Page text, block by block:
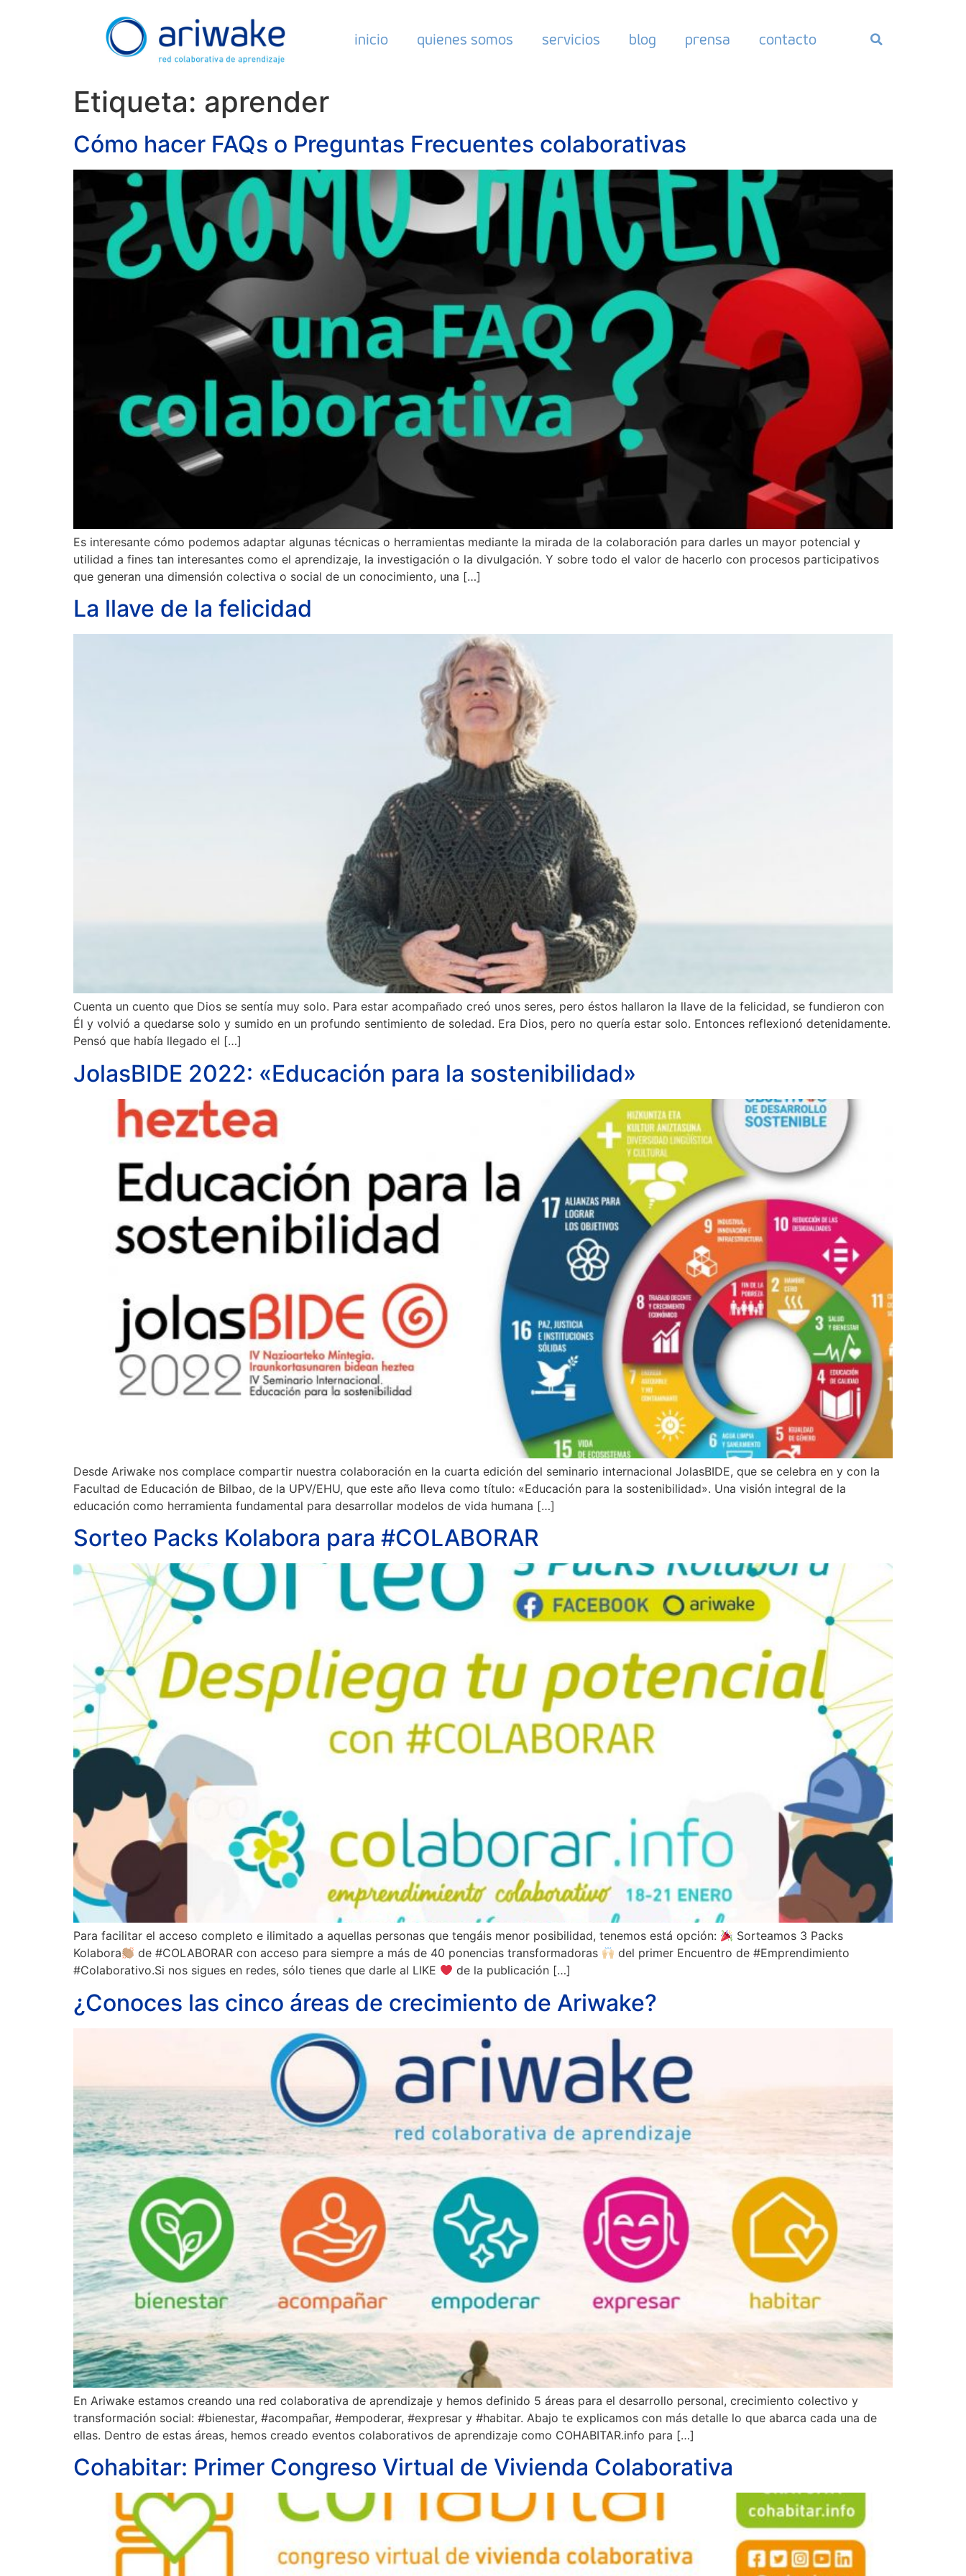
inicio quienes somos servicios blog prensa contacto
Etiqueta: aprender
Cómo hacer FAQs o Preguntas Frecuentes colaborativas
Es interesante cómo podemos adaptar algunas técnicas o herramientas mediante la mirada de la colaboración para darles un mayor potencial y
utilidad a fines tan interesantes como el aprendizaje, la investigación o la divulgación. Y sobre todo el valor de hacerlo con procesos participativos
que generan una dimensión colectiva o social de un conocimiento, una […]
La llave de la felicidad
Cuenta un cuento que Dios se sentía muy solo. Para estar acompañado creó unos seres, pero éstos hallaron la llave de la felicidad, se fundieron con
Él y volvió a quedarse solo y sumido en un profundo sentimiento de soledad. Era Dios, pero no quería estar solo. Entonces reflexionó detenidamente.
Pensó que había llegado el […]
JolasBIDE 2022: «Educación para la sostenibilidad»
Desde Ariwake nos complace compartir nuestra colaboración en la cuarta edición del seminario internacional JolasBIDE, que se celebra en y con la
Facultad de Educación de Bilbao, de la UPV/EHU, que este año lleva como título: «Educación para la sostenibilidad». Una visión integral de la
educación como herramienta fundamental para desarrollar modelos de vida humana […]
Sorteo Packs Kolabora para #COLABORAR
Para facilitar el acceso completo e ilimitado a aquellas personas que tengáis menor posibilidad, tenemos está opción:
Sorteamos 3 Packs
Kolabora
de #COLABORAR con acceso para siempre a más de 40 ponencias transformadoras
del primer Encuentro de #Emprendimiento
#Colaborativo.Si nos sigues en redes, sólo tienes que darle al LIKE
de la publicación […]
¿Conoces las cinco áreas de crecimiento de Ariwake?
En Ariwake estamos creando una red colaborativa de aprendizaje y hemos definido 5 áreas para el desarrollo personal, crecimiento colectivo y
transformación social: #bienestar, #acompañar, #empoderar, #expresar y #habitar. Abajo te explicamos con más detalle lo que abarca cada una de
ellas. Dentro de estas áreas, hemos creado eventos colaborativos de aprendizaje como COHABITAR.info para […]
Cohabitar: Primer Congreso Virtual de Vivienda Colaborativa